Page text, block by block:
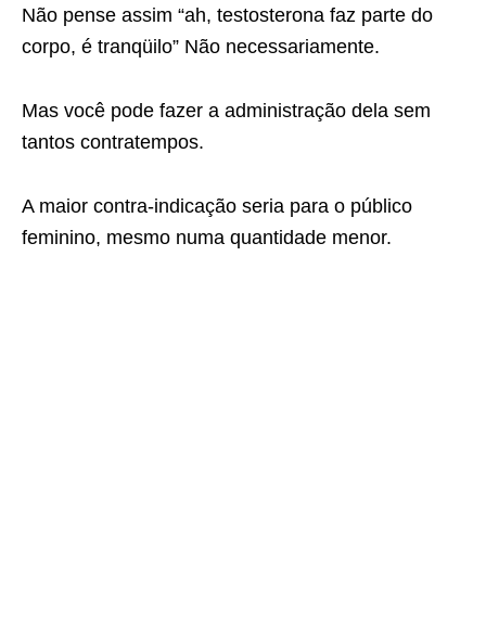
Não pense assim “ah, testosterona faz parte do
corpo, é tranqüilo” Não necessariamente.
Mas você pode fazer a administração dela sem
tantos contratempos.
A maior contra-indicação seria para o público
feminino, mesmo numa quantidade menor.